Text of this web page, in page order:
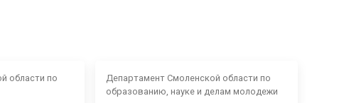
области по
Департамент Смоленской области по
образованию, науке и делам молодежи